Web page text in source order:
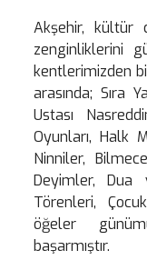
Akşehir, kültür
zenginliklerini
kentlerimizden
arasında; Sıra
Ustası
Oyunları, Halk
Ninniler,
Deyimler, Dua
Törenleri,
öğeler
başarmıştır.